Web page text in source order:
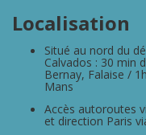
Localisation
Situé au nord du
Calvados : 30 min
Bernay, Falaise /
Mans
Accès autoroutes v
et direction Paris